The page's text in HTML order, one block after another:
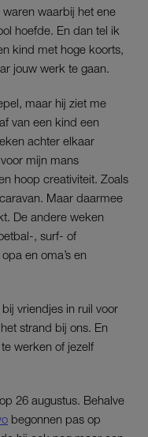
waarbij het ene
hoefde. En dan tel ik
kind met hoge koorts,
jouw werk te gaan.
maar hij ziet me
van een kind een
achter elkaar
mijn mans
hoop creativiteit. Zoals
Maar daarmee
De andere weken
, surf- of
en oma’s en
vriendjes in ruil voor
strand bij ons. En
werken of jezelf
26 augustus. Behalve
begonnen pas op